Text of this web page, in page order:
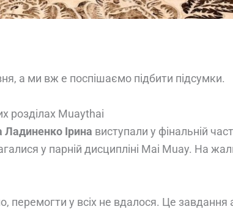
а ми вж е поспішаємо підбити підсумки.
розділах Muaythai
Ладиненко Ірина виступали у фінальній
у парній дисципліні Mai Muay. На
у всіх не вдалося. Це завдання